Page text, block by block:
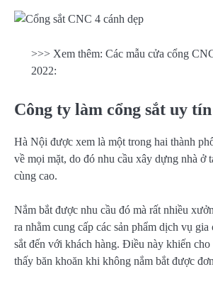
>>> Xem thêm: Các mẫu cửa cổng
2022:
Công ty làm cổng sắt uy
Hà Nội được xem là một trong hai thành
về mọi mặt, do đó nhu cầu xây dựng nhà ở
cùng cao.
Nắm bắt được nhu cầu đó mà rất nhiều
ra nhằm cung cấp các sản phẩm dịch vụ
sắt đến với khách hàng. Điều này khiến cho
thấy băn khoăn khi không nắm bắt được